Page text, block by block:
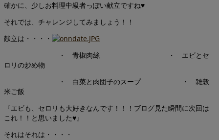
確かに、少しお料理中級者っぽい献立ですね♥
それでは、チャレンジしてみましょう！！
献立は・・・・
・ 青椒肉絲 ・ エビとセ
ロリの炒め物
・ 白菜と肉団子のスープ ・ 雑穀
米ご飯
『エビも、セロリも大好きなんです！！！ブログ見た瞬間に次回は
これ！！と思いました♥』
それはそれは・・・・